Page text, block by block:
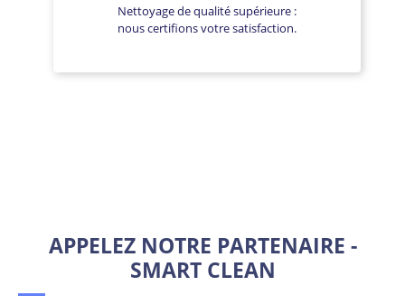
Nettoyage de qualité supérieure :
nous certifions votre satisfaction.
APPELEZ NOTRE PARTENAIRE -
SMART CLEAN